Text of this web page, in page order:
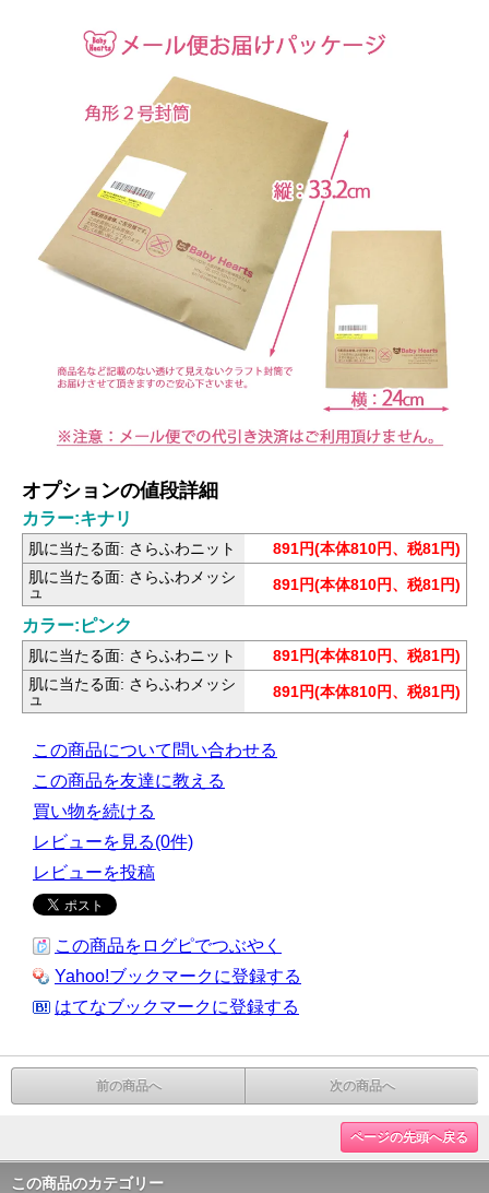
オプションの値段詳細
カラー:キナリ
肌に当たる面: さらふわニット
891円(本体810円、税81円)
肌に当たる面: さらふわメッシ
ュ
891円(本体810円、税81円)
カラー:ピンク
肌に当たる面: さらふわニット
891円(本体810円、税81円)
肌に当たる面: さらふわメッシ
ュ
891円(本体810円、税81円)
この商品について問い合わせる
この商品を友達に教える
買い物を続ける
レビューを見る(0件)
レビューを投稿
この商品をログピでつぶやく
Yahoo!ブックマークに登録する
はてなブックマークに登録する
前の商品へ 次の商品へ
ページの先頭へ戻る
この商品のカテゴリー